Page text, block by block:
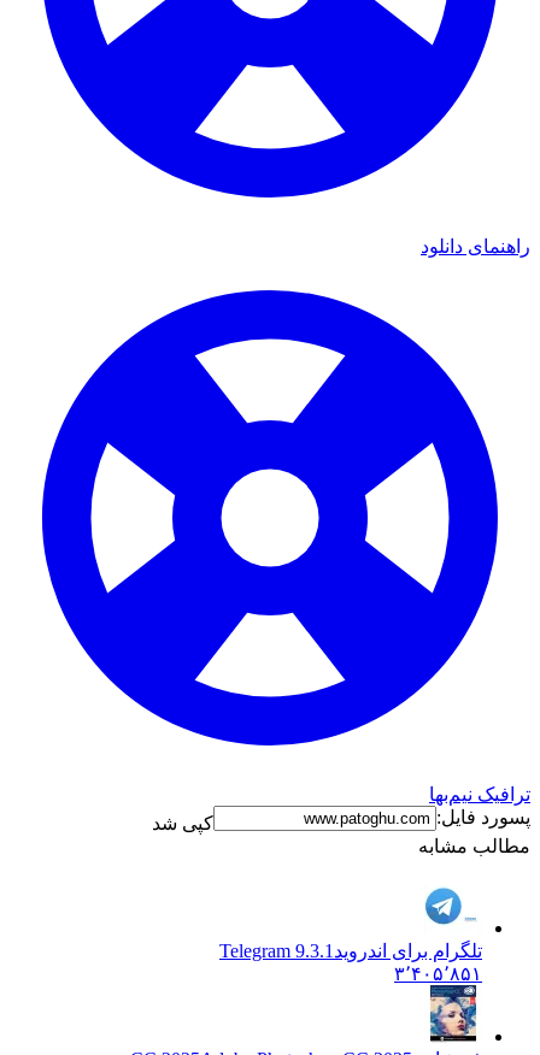
راهنمای دانلود
ترافیک نیم‌بها
پسورد فایل:
کپی شد
مطالب مشابه
تلگرام برای اندروید Telegram 9.3.1
۳٬۴۰۵٬۸۵۱